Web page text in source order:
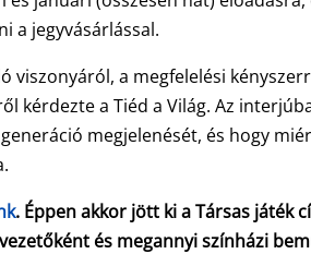
a jegyvásárlással.
viszonyáról, a megfelelési
kérdezte a Tiéd a Világ. Az
megjelenését, és hogy
. Éppen akkor jött ki a Társas játék
és megannyi színházi